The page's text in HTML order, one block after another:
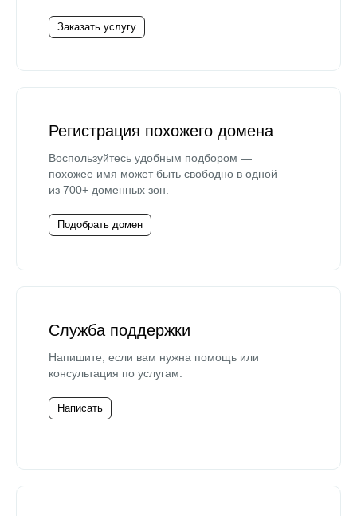
Заказать услугу
Регистрация похожего домена
Воспользуйтесь удобным подбором —
похожее имя может быть свободно в одной
из 700+ доменных зон.
Подобрать домен
Служба поддержки
Напишите, если вам нужна помощь или
консультация по услугам.
Написать